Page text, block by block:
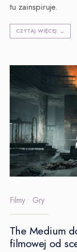
tu zainspiruje.
CZYTAJ WIĘCEJ →
Filmy • Gry
The Medium
filmowej od